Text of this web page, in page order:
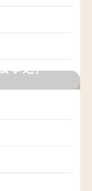
事処）